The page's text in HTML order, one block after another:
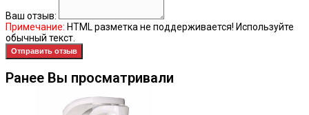
Ваш отзыв:
Примечание: HTML разметка не поддерживается! Используйте
обычный текст.
Отправить отзыв
Ранее Вы просматривали